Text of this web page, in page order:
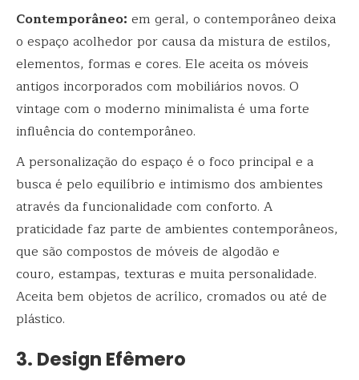
Contemporâneo: em geral, o contemporâneo deixa
o espaço acolhedor por causa da mistura de estilos,
elementos, formas e cores. Ele aceita os móveis
antigos incorporados com mobiliários novos. O
vintage com o moderno minimalista é uma forte
influência do contemporâneo.
A personalização do espaço é o foco principal e a
busca é pelo equilíbrio e intimismo dos ambientes
através da funcionalidade com conforto. A
praticidade faz parte de ambientes contemporâneos,
que são compostos de móveis de algodão e
couro, estampas, texturas e muita personalidade.
Aceita bem objetos de acrílico, cromados ou até de
plástico.
3. Design Efêmero